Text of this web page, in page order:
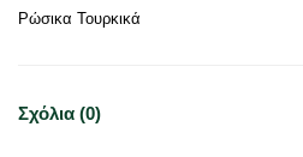
Ρώσικα Τουρκικά
Σχόλια (0)